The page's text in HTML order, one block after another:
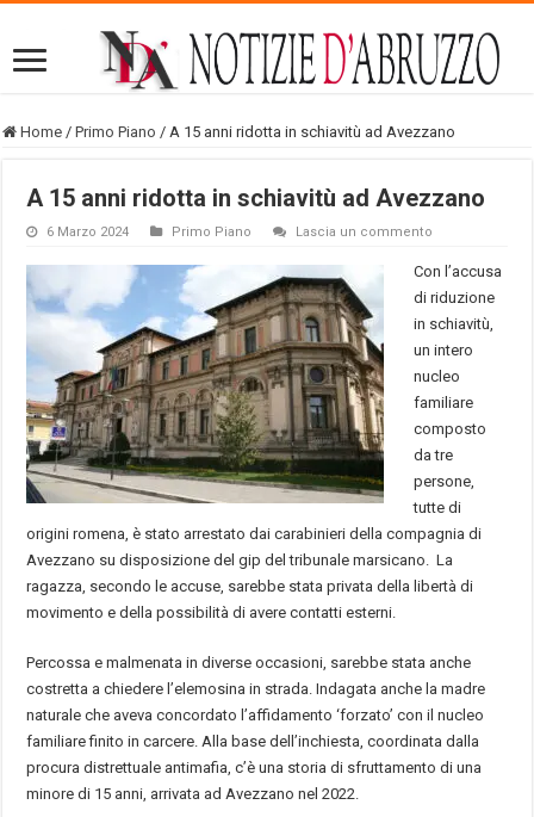
Home / Primo Piano / A 15 anni ridotta in schiavitù ad Avezzano
A 15 anni ridotta in schiavitù ad Avezzano
6 Marzo 2024 Primo Piano Lascia un commento
Con l’accusa
di riduzione
in schiavitù,
un intero
nucleo
familiare
composto
da tre
persone,
tutte di
origini romena, è stato arrestato dai carabinieri della compagnia di
Avezzano su disposizione del gip del tribunale marsicano. La
ragazza, secondo le accuse, sarebbe stata privata della libertà di
movimento e della possibilità di avere contatti esterni.
Percossa e malmenata in diverse occasioni, sarebbe stata anche
costretta a chiedere l’elemosina in strada. Indagata anche la madre
naturale che aveva concordato l’affidamento ‘forzato’ con il nucleo
familiare finito in carcere. Alla base dell’inchiesta, coordinata dalla
procura distrettuale antimafia, c’è una storia di sfruttamento di una
minore di 15 anni, arrivata ad Avezzano nel 2022.